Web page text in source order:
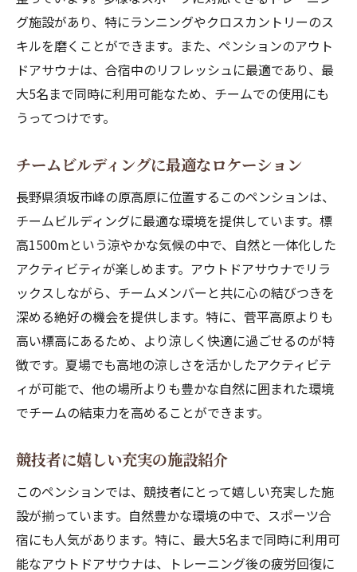
グ施設があり、特にランニングやクロスカントリーのス
キルを磨くことができます。また、ペンションのアウト
ドアサウナは、合宿中のリフレッシュに最適であり、最
大5名まで同時に利用可能なため、チームでの使用にも
うってつけです。
チームビルディングに最適なロケーション
長野県須坂市峰の原高原に位置するこのペンションは、
チームビルディングに最適な環境を提供しています。標
高1500mという涼やかな気候の中で、自然と一体化した
アクティビティが楽しめます。アウトドアサウナでリラ
ックスしながら、チームメンバーと共に心の結びつきを
深める絶好の機会を提供します。特に、菅平高原よりも
高い標高にあるため、より涼しく快適に過ごせるのが特
徴です。夏場でも高地の涼しさを活かしたアクティビテ
ィが可能で、他の場所よりも豊かな自然に囲まれた環境
でチームの結束力を高めることができます。
競技者に嬉しい充実の施設紹介
このペンションでは、競技者にとって嬉しい充実した施
設が揃っています。自然豊かな環境の中で、スポーツ合
宿にも人気があります。特に、最大5名まで同時に利用可
能なアウトドアサウナは、トレーニング後の疲労回復に